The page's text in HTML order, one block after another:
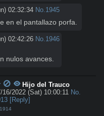
02:32:34 No.1945
en el pantallazo porfa.
02:42:26 No.1946
nulos avances.
Hijo del Trauco
16/2022 (Sat) 10:00:11 No.
[Reply]